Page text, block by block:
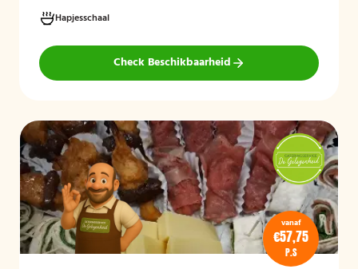
Ideaal als borrelhapje voor feestjes, recepties of zakelijke
bijeenkomsten. De wraps zijn vers bereid en aantrekkelijk
gepresenteerd op een serveerschaal.
Hapjesschaal
Check Beschikbaarheid
vanaf
€57,75
P.S